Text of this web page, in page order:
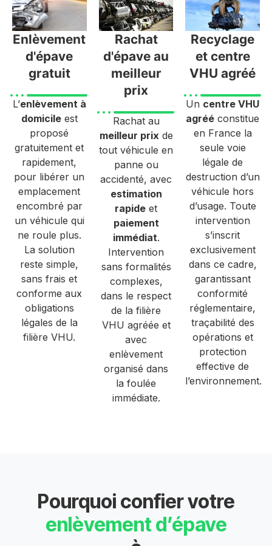
Enlèvement
d'épave
gratuit
L’enlèvement à
domicileest
proposé
gratuitement et
rapidement,
pour libérer un
emplacement
encombré par
un véhicule qui
ne roule plus.
La solution
reste simple,
sans frais et
conforme aux
obligations
légales de la
filière VHU.
Rachat
d'épave au
meilleur
prix
Rachat au
meilleur prixde
tout véhicule en
panne ou
accidenté, avec
estimation
rapide et
paiement
immédiat.
Intervention
sans formalités
complexes,
dans le respect
de la filière
VHU agréée et
avec
enlèvement
organisé dans
la foulée
immédiate.
Recyclage
et centre
VHU agréé
Un centre VHU
agréé constitue
en France la
seule voie
légale de
destruction d’un
véhicule hors
d’usage. Toute
intervention
s’inscrit
exclusivement
dans ce cadre,
garantissant
conformité
réglementaire,
traçabilité des
opérations et
protection
effective de
l’environnement.
Pourquoi confier votre
enlèvement d’épave